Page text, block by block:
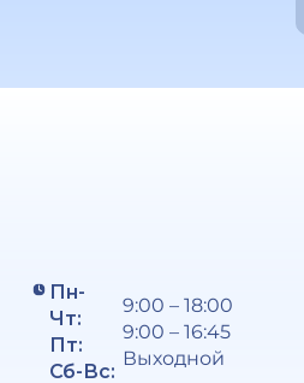
Пн-
Чт:
Пт:
Сб-Вс:
9:00 – 18:00
9:00 – 16:45
Выходной